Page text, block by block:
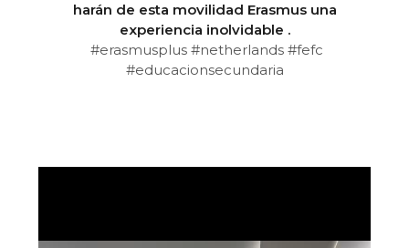
harán de esta movilidad Erasmus una
experiencia inolvidable .
#erasmusplus #netherlands #fefc
#educacionsecundaria